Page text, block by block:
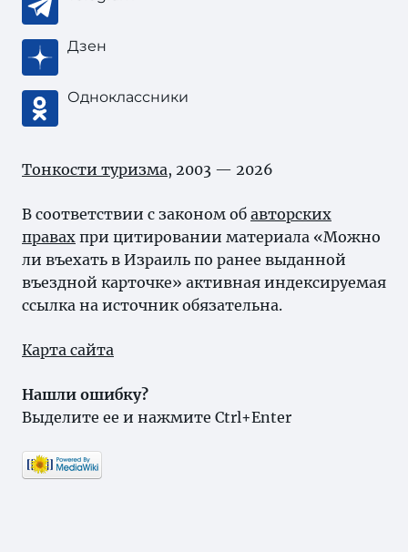
Дзен
Одноклассники
Тонкости туризма, 2003 — 2026
В соответствии с законом об авторских
правах при цитировании материала «Можно
ли въехать в Израиль по ранее выданной
въездной карточке» активная индексируемая
ссылка на источник обязательна.
Карта сайта
Нашли ошибку?
Выделите ее и нажмите Ctrl+Enter